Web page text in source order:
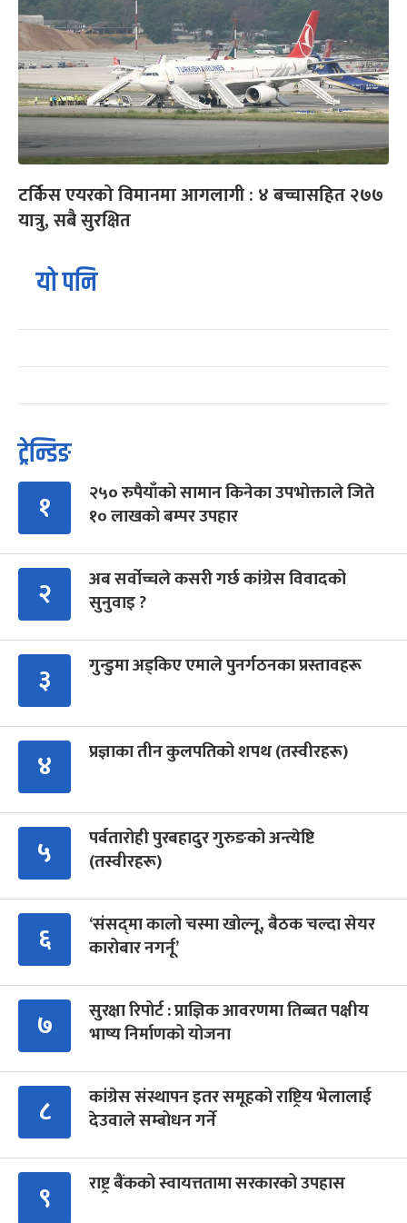
टर्किस एयरको विमानमा आगलागी : ४ बच्चासहित २७७
यात्रु, सबै सुरक्षित
यो पनि
ट्रेन्डिङ
१
२५० रुपैयाँको सामान किनेका उपभोक्ताले जिते
१० लाखको बम्पर उपहार
२
अब सर्वोच्चले कसरी गर्छ कांग्रेस विवादको
सुनुवाइ ?
३ गुन्डुमा अड्किए एमाले पुनर्गठनका प्रस्तावहरू
४ प्रज्ञाका तीन कुलपतिको शपथ (तस्वीरहरू)
५
पर्वतारोही पुरबहादुर गुरुङको अन्त्येष्टि
(तस्वीरहरू)
६
‘संसद्‍मा कालो चस्मा खोल्नू, बैठक चल्दा सेयर
कारोबार नगर्नू’
७
सुरक्षा रिपोर्ट : प्राज्ञिक आवरणमा तिब्बत पक्षीय
भाष्य निर्माणको योजना
८
कांग्रेस संस्थापन इतर समूहको राष्ट्रिय भेलालाई
देउवाले सम्बोधन गर्ने
९ राष्ट्र बैंकको स्वायत्ततामा सरकारको उपहास